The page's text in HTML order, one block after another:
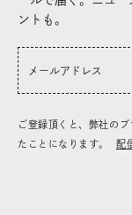
ントも。
ご登録頂くと、弊社の
たことになります。
配